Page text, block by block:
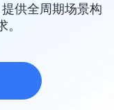
供全周期场景构